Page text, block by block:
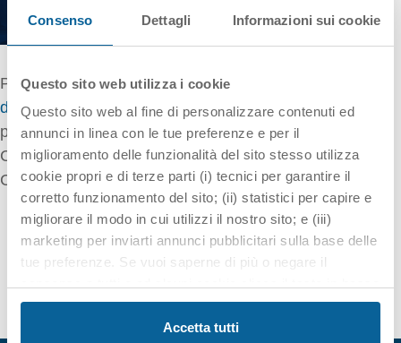
Consenso Dettagli Informazioni sui cookie
Questo sito web utilizza i cookie
Questo sito web al fine di personalizzare contenuti ed
annunci in linea con le tue preferenze e per il
miglioramento delle funzionalità del sito stesso utilizza
cookie propri e di terze parti (i) tecnici per garantire il
corretto funzionamento del sito; (ii) statistici per capire e
migliorare il modo in cui utilizzi il nostro sito; e (iii)
marketing per inviarti annunci pubblicitari sulla base delle
tue preferenze. Se vuoi saperne di più o negare il
"Personalizza". Chiudendo questo banner tramite il
pulsante in alto a destra “X” proseguirai nella navigazione
Accetta tutti
Pubblicato nella sezione Avvisi Attivi, l’
degli Enti Formativi invitati a partecipare alla
procedura prevista dall’Invito 1/24relativo al
Catalogo Nazionale di iniziative di Formazione
Continua.